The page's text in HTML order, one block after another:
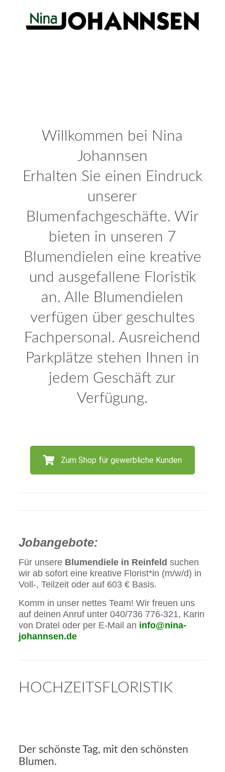
Willkommen bei Nina
Johannsen
Erhalten Sie einen Eindruck
unserer
Blumenfachgeschäfte. Wir
bieten in unseren 7
Blumendielen eine kreative
und ausgefallene Floristik
an. Alle Blumendielen
verfügen über geschultes
Fachpersonal. Ausreichend
Parkplätze stehen Ihnen in
jedem Geschäft zur
Verfügung.
Zum Shop für gewerbliche Kunden
Jobangebote:
Für unsereBlumendiele in Reinfeld suchen
wir ab sofort eine kreative Florist*in (m/w/d) in
Voll-, Teilzeit oder auf 603 € Basis.
Komm in unser nettes Team! Wir freuen uns
auf deinen Anruf unter 040/736 776-321, Karin
von Dratel oder per E-Mail an info@nina-
johannsen.de
HOCHZEITSFLORISTIK
Der schönste Tag, mit den schönsten
Blumen.